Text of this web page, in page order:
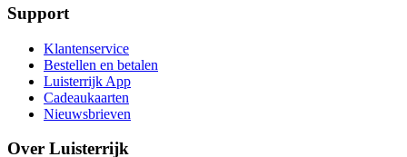
Support
Klantenservice
Bestellen en betalen
Luisterrijk App
Cadeaukaarten
Nieuwsbrieven
Over Luisterrijk